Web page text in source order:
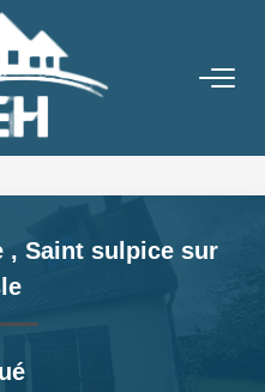
, Saint sulpice sur